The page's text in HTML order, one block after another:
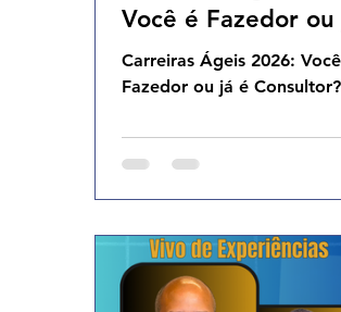
Você é Fazedor ou
Consultor? SEG
07h31
Carreiras Ágeis 2026:
Fazedor ou já é Consultor?